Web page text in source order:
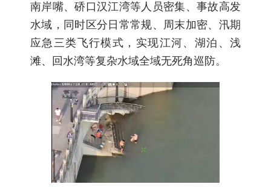
南岸嘴、硚口汉江湾等人员密集、事故高发
水域，同时区分日常常规、周末加密、汛期
应急三类飞行模式，实现江河、湖泊、浅
滩、回水湾等复杂水域全域无死角巡防。